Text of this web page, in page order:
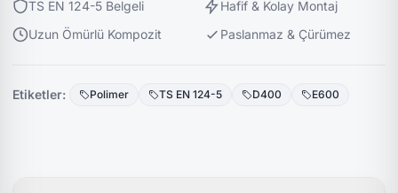
TS EN 124-5 Belgeli
Hafif & Kolay Montaj
Uzun Ömürlü Kompozit
Paslanmaz & Çürümez
Etiketler: Polimer TS EN 124-5 D400 E600